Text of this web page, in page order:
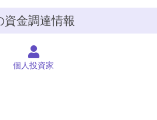
資金調達情報
個人投資家